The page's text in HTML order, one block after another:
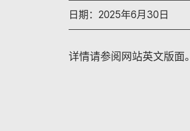
日期：2025年6月30日
详情请参阅网站英文版面。